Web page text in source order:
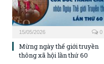
15/05/2026 0
Mừng ngày thế giới truyền
thông xã hội lần thứ 60